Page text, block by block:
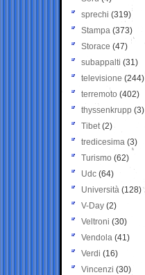
sprechi (319)
Stampa (373)
Storace (47)
subappalti (31)
televisione(244)
terremoto (402)
thyssenkrupp (3)
Tibet(2)
tredicesima (3)
Turismo (62)
Udc (64)
Università (128)
V-Day (2)
Veltroni (30)
Vendola (41)
Verdi (16)
Vincenzi (30)